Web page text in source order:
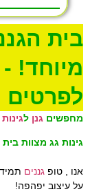
בית
מיוחד!
לפרטים
מחפשים גנן ל
גינות גג מצוות
אנו , טופ גננים
על עיצוב יפהפה!